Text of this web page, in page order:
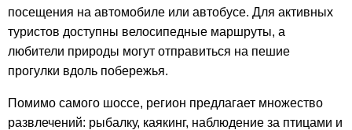
посещения на автомобиле или автобусе. Для активных
туристов доступны велосипедные маршруты, а
любители природы могут отправиться на пешие
прогулки вдоль побережья.
Помимо самого шоссе, регион предлагает множество
развлечений: рыбалку, каякинг, наблюдение за птицами и